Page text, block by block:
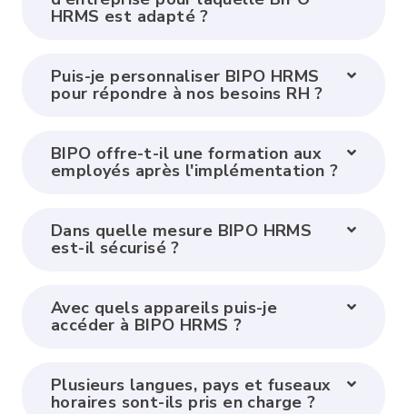
HRMS est adapté ?
Puis-je personnaliser BIPO HRMS
pour répondre à nos besoins RH ?
BIPO offre-t-il une formation aux
employés après l'implémentation ?
Dans quelle mesure BIPO HRMS
est-il sécurisé ?
Avec quels appareils puis-je
accéder à BIPO HRMS ?
Plusieurs langues, pays et fuseaux
horaires sont-ils pris en charge ?